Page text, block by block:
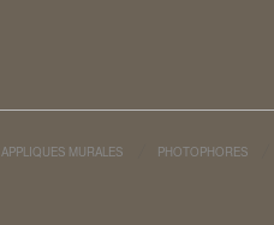
APPLIQUES MURALES PHOTOPHORES